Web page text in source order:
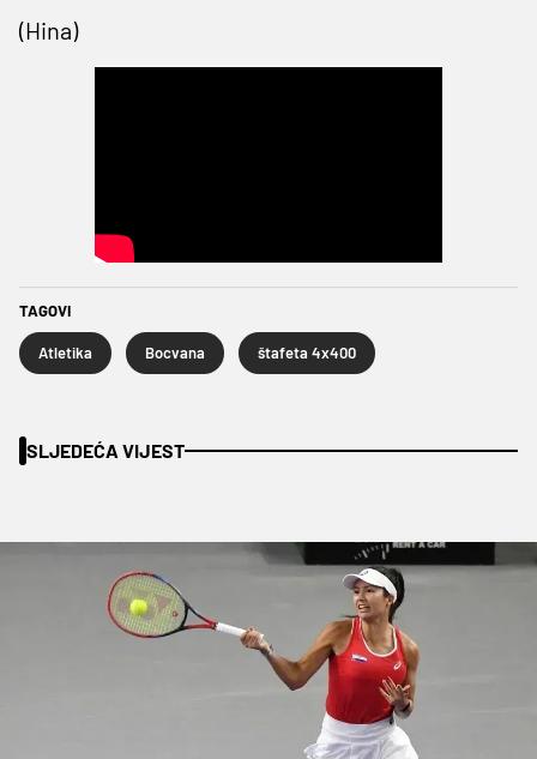
(Hina)
TAGOVI
Atletika Bocvana štafeta 4x400
SLJEDEĆA VIJEST